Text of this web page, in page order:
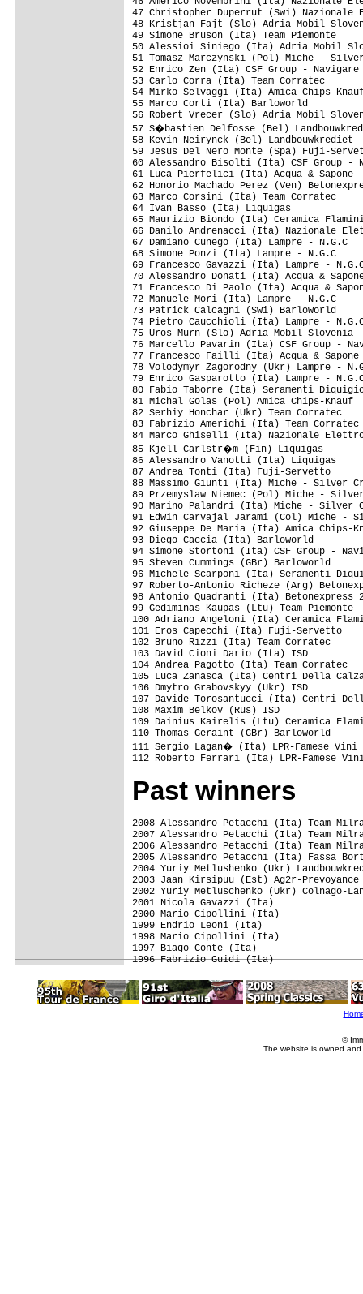
47 Christopher Duperrut (Swi)
48 Kristjan Fajt (Slo)
49 Simone Bruson
50 Alessioi Siniego
51 Tomasz Marczynski (Pol)
52 Enrico Zen (Ita)
53 Carlo Corra
54 Mirko Selvaggi
55 Marco Corti
56 Robert Vrecer (Slo)
57 S�bastien Delfosse (Bel)
58 Kevin Neirynck (Bel)
59 Jesus Del Nero
60 Alessandro Bisolti
61 Luca Pierfelici (Ita) Acqua
62 Honorio Machado Perez
63 Marco Corsini
64 Ivan Basso
65 Maurizio Biondo (Ita)
66 Danilo Andrenacci (Ita)
67 Damiano Cunego
68 Simone Ponzi
69 Francesco Gavazzi
70 Alessandro Donati (Ita)
71 Francesco Di Paolo (Ita)
72 Manuele Mori
73 Patrick
74 Pietro Caucchioli
75 Uros Murn (Slo)
76 Marcello Pavarin (Ita)
77 Francesco Failli (Ita) Acqua
78 Volodymyr
79 Enrico Gasparotto
80 Fabio Taborre (Ita) Seramenti
81 Michal Golas (Pol)
82 Serhiy Honchar
83 Fabrizio Amerighi
84 Marco Ghiselli (Ita) Nazionale
85 Kjell
86 Alessandro
87 Andrea Tonti
88 Massimo Giunti (Ita)
89 Przemyslaw Niemec (Pol)
90 Marino Palandri (Ita)
91 Edwin Carvajal Jarami (Col)
92 Giuseppe De Maria
93 Diego Caccia
94 Simone Stortoni (Ita)
95 Steven
96 Michele Scarponi (Ita) Seramenti
97 Roberto-Antonio Richeze
98 Antonio Quadranti (Ita)
99 Gediminas Kaupas
100 Adriano Angeloni (Ita)
101 Eros Capecchi
102 Bruno Rizzi
103 David Cioni Dario (Ita) ISD
104 Andrea Pagotto
105 Luca Zanasca (Ita)
106 Dmytro
107 Davide Torosantucci (Ita)
108 Maxim
109 Dainius Kairelis (Ltu)
110 Thomas
111 Sergio Lagan�
Past winners
2008 Alessandro Petacchi (Ita) Team
2007 Alessandro Petacchi (Ita) Team
2006 Alessandro Petacchi (Ita) Team
2005 Alessandro Petacchi (Ita) Fassa
2004 Yuriy Metlushenko (Ukr)
2003 Jaan Kirsipuu (Est) Ag2r-Prevoyance
2002 Yuriy Metluschenko (Ukr) Colnago-
2001 Nicola Gavazzi (Ita)
2000 Mario Cipollini (Ita)
1999 Endrio Leoni (Ita)
1998 Mario Cipollini (Ita)
1997 Biago Conte (Ita)
©
The website is owned